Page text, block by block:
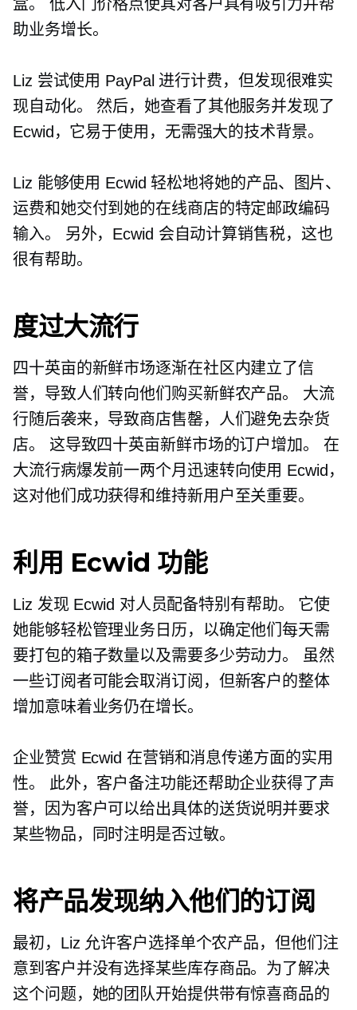
盒。 低入门价格点使其对客户具有吸引力并帮
助业务增长。
Liz 尝试使用 PayPal 进行计费，但发现很难实
现自动化。 然后，她查看了其他服务并发现了
Ecwid，它易于使用，无需强大的技术背景。
Liz 能够使用 Ecwid 轻松地将她的产品、图片、
运费和她交付到她的在线商店的特定邮政编码
输入。 另外，Ecwid 会自动计算销售税，这也
很有帮助。
度过大流行
四十英亩的新鲜市场逐渐在社区内建立了信
誉，导致人们转向他们购买新鲜农产品。 大流
行随后袭来，导致商店售罄，人们避免去杂货
店。 这导致四十英亩新鲜市场的订户增加。 在
大流行病爆发前一两个月迅速转向使用 Ecwid，
这对他们成功获得和维持新用户至关重要。
利用 Ecwid 功能
Liz 发现 Ecwid 对人员配备特别有帮助。 它使
她能够轻松管理业务日历，以确定他们每天需
要打包的箱子数量以及需要多少劳动力。 虽然
一些订阅者可能会取消订阅，但新客户的整体
增加意味着业务仍在增长。
企业赞赏 Ecwid 在营销和消息传递方面的实用
性。 此外，客户备注功能还帮助企业获得了声
誉，因为客户可以给出具体的送货说明并要求
某些物品，同时注明是否过敏。
将产品发现纳入他们的订阅
最初，Liz 允许客户选择单个农产品，但他们注
意到客户并没有选择某些库存商品。为了解决
这个问题，她的团队开始提供带有惊喜商品的